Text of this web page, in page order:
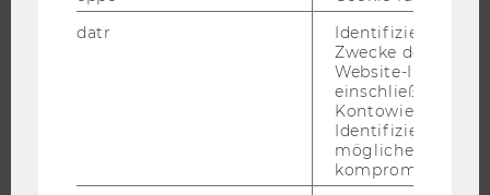
datr
Identifiziert den
Zwecke der
Website-
einschließlich der
Identifizierung
möglicherweise
kompromittierten